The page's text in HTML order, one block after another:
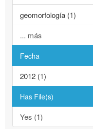
geomorfología (1)
... más
Fecha
2012 (1)
Has File(s)
Yes (1)